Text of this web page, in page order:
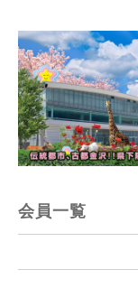
会員一覧